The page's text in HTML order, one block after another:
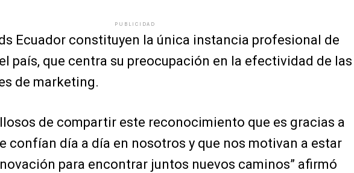
PUBLICIDAD
Ecuador constituyen la única instancia profesional de
país, que centra su preocupación en la efectividad de las
de marketing.
de compartir este reconocimiento que es gracias a
confían día a día en nosotros y que nos motivan a estar
para encontrar juntos nuevos caminos” afirmó